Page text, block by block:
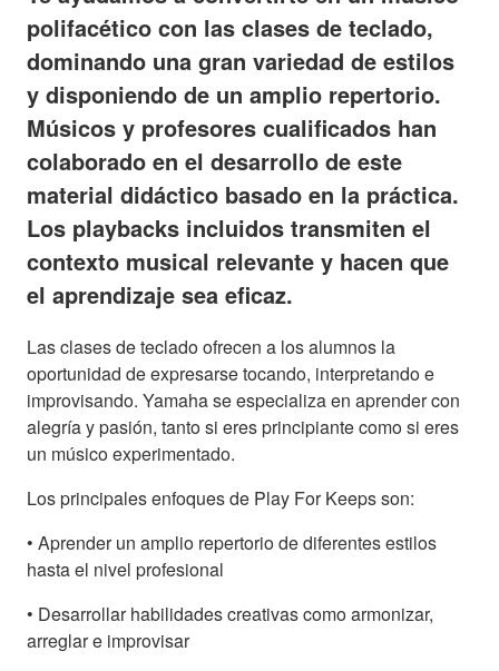
polifacético con las clases de teclado,
dominando una gran variedad de estilos
y disponiendo de un amplio repertorio.
Músicos y profesores cualificados han
colaborado en el desarrollo de este
material didáctico basado en la práctica.
Los playbacks incluidos transmiten el
contexto musical relevante y hacen que
el aprendizaje sea eficaz.
Las clases de teclado ofrecen a los alumnos la
oportunidad de expresarse tocando, interpretando e
improvisando. Yamaha se especializa en aprender con
alegría y pasión, tanto si eres principiante como si eres
un músico experimentado.
Los principales enfoques de Play For Keeps son:
• Aprender un amplio repertorio de diferentes estilos
hasta el nivel profesional
• Desarrollar habilidades creativas como armonizar,
arreglar e improvisar